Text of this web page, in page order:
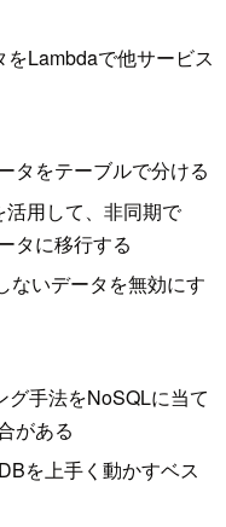
Lambdaで他サービス
タをテーブルで分ける
用して、非同期で
タに移行する
ないデータを無効にす
手法をNoSQLに当て
がある
を上手く動かすベス